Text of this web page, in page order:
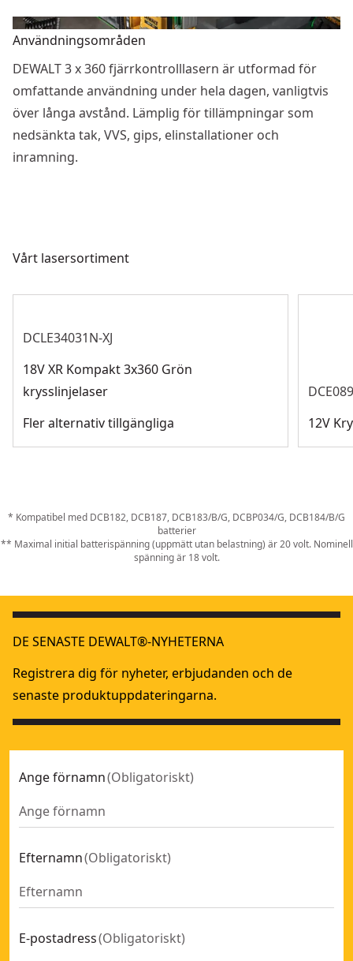
Användningsområden
DEWALT 3 x 360 fjärrkontrolllasern är utformad för
omfattande användning under hela dagen, vanligtvis
över långa avstånd. Lämplig för tillämpningar som
nedsänkta tak, VVS, gips, elinstallationer och
inramning.
Vårt lasersortiment
DCLE34031N-XJ
18V XR Kompakt 3x360 Grön
krysslinjelaser
Fler alternativ tillgängliga
12V
* Kompatibel med DCB182, DCB187, DCB183/B/G, DCBP034/G, DCB184/B/G
batterier
** Maximal initial batterispänning (uppmätt utan belastning) är 20 volt. Nominell
spänning är 18 volt.
DE SENASTE DEWALT®-NYHETERNA
Registrera dig för nyheter, erbjudanden och de
senaste produktuppdateringarna.
Ange förnamn(Obligatoriskt)
Efternamn(Obligatoriskt)
E-postadress(Obligatoriskt)